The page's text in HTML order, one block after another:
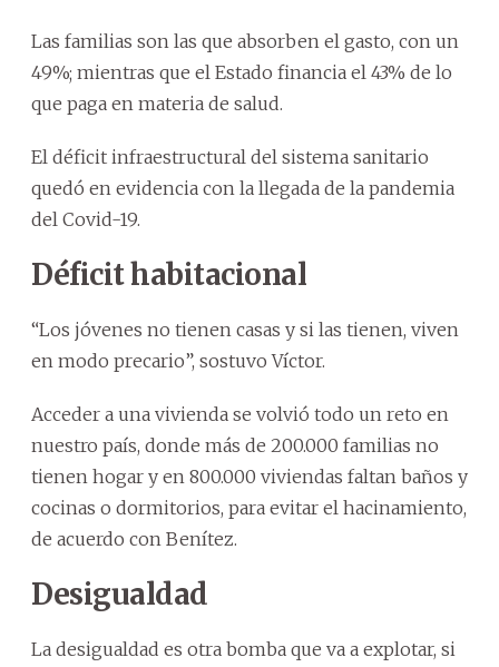
Las familias son las que absorben el gasto, con un
49%; mientras que el Estado financia el 43% de lo
que paga en materia de salud.
El déficit infraestructural del sistema sanitario
quedó en evidencia con la llegada de la pandemia
del Covid-19.
Déficit habitacional
“Los jóvenes no tienen casas y si las tienen, viven
en modo precario”, sostuvo Víctor.
Acceder a una vivienda se volvió todo un reto en
nuestro país, donde más de 200.000 familias no
tienen hogar y en 800.000 viviendas faltan baños y
cocinas o dormitorios, para evitar el hacinamiento,
de acuerdo con Benítez.
Desigualdad
La desigualdad es otra bomba que va a explotar, si